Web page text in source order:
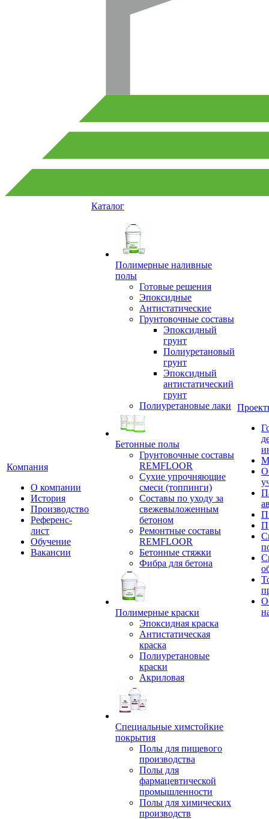
Компания
О компании
История
Производство
Референс-
лист
Обучение
Вакансии
Каталог
Полимерные наливные
полы
Готовые решения
Эпоксидные
Антистатические
Грунтовочные составы
Эпоксидный
грунт
Полиуретановый
грунт
Эпоксидный
антистатический
грунт
Полиуретановые лаки
Бетонные полы
Грунтовочные составы
REMFLOOR
Сухие упрочняющие
смеси (топпинги)
Составы по уходу за
свежевыложенным
бетоном
Ремонтные составы
REMFLOOR
Бетонные стяжки
Фибра для бетона
Полимерные краски
Эпоксидная краска
Антистатическая
краска
Полиуретановые
краски
Акриловая
Специальные химстойкие
покрытия
Полы для пищевого
производства
Полы для
фармацевтической
промышленности
Полы для химических
производств